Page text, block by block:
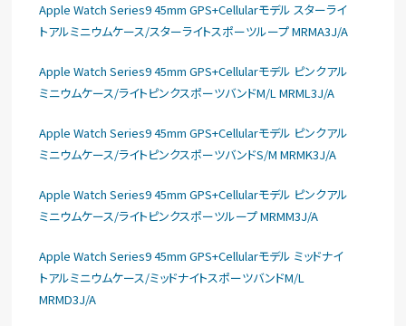
Apple Watch Series9 45mm GPS+Cellularモデル スターライ
トアルミニウムケース/スターライトスポーツループ MRMA3J/A
Apple Watch Series9 45mm GPS+Cellularモデル ピンクアル
ミニウムケース/ライトピンクスポーツバンドM/L MRML3J/A
Apple Watch Series9 45mm GPS+Cellularモデル ピンクアル
ミニウムケース/ライトピンクスポーツバンドS/M MRMK3J/A
Apple Watch Series9 45mm GPS+Cellularモデル ピンクアル
ミニウムケース/ライトピンクスポーツループ MRMM3J/A
Apple Watch Series9 45mm GPS+Cellularモデル ミッドナイ
トアルミニウムケース/ミッドナイトスポーツバンドM/L
MRMD3J/A